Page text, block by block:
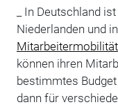
_ In Deutschland
Niederlanden und
Mitarbeitermobilität
können ihren
bestimmtes
dann für